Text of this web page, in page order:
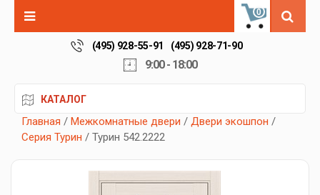
0
(495) 928-55-91 (495) 928-71-90
9:00 - 18:00
КАТАЛОГ
Главная / Межкомнатные двери / Двери экошпон /
Серия Турин / Турин 542.2222